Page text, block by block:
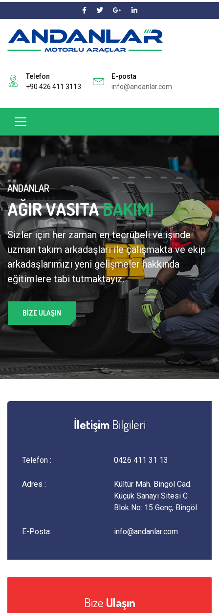
Telefon
+90 426 411 3113
E-posta
info@andanlar.com
ANDANLAR
AĞIR VASITABAKIMI
Sizler için her zaman en tecrübeli ve işinde
uzman takım arkadaşları ile çalışmakta ve ekip
arkadaşlarımızı yeni gelişmeler hakkında
eğitimlere tabi tutmaktayız.
BIZE ULAŞIN
İletişimBilgileri
Telefon : 0426 411 31 13
Adres :
Kültür Mah. Bingöl Cad.
Küçük Sanayi Sitesi C
Blok No: 15 Genç, Bingöl
E-Posta: info@andanlar.com
Bize Ulaşın